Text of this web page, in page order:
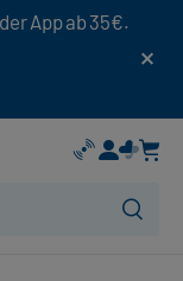
App ab 35€.